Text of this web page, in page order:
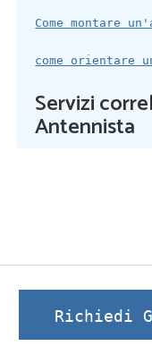
Come montare
come orientare
Servizi
Antennista
Richiedi